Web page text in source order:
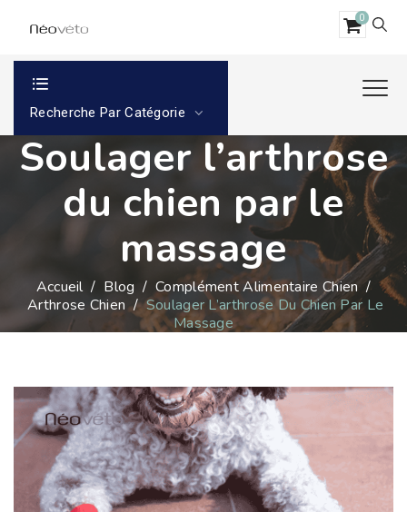
0
Recherche Par Catégorie
Soulager l’arthrose
du chien par le
massage
Accueil/ Blog / Complément Alimentaire Chien/
Arthrose Chien /Soulager L’arthrose Du Chien Par Le
Massage